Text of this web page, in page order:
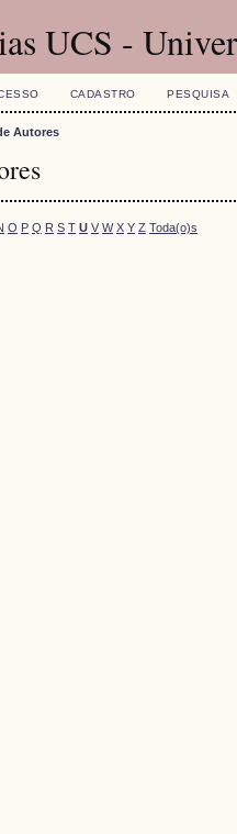
UCS -
CADASTRO PESQUISA
Autores
O P Q R S T U V W X Y Z Toda(o)s